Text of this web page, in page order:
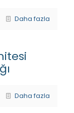
Daha fazla
Daha fazla